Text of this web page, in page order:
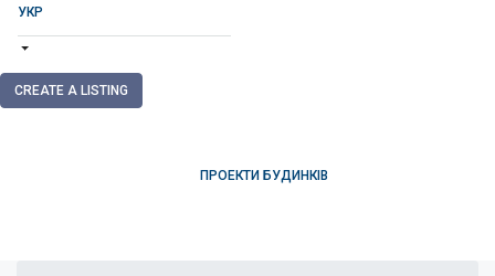
УКР
CREATE A LISTING
ПРОЕКТИ БУДИНКІВ